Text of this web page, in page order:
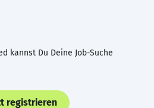
kannst Du Deine Job-Suche
registrieren